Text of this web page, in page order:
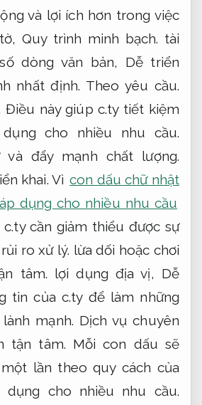
và lợi ích hơn trong việc
Quy trình minh bạch. tài
dòng văn bản, Dễ triển
nhất định. Theo yêu cầu.
Điều này giúp c.ty tiết kiệm
cho nhiều nhu cầu.
đẩy mạnh chất lượng.
khai. Vì con dấu chữ nhật
dụng cho nhiều nhu cầu
cần giảm thiểu được sự
ro xử lý. lừa dối hoặc chơi
tâm. lợi dụng địa vị, Dễ
tin của c.ty để làm những
mạnh. Dịch vụ chuyên
tận tâm. Mỗi con dấu sẽ
lần theo quy cách của
dụng cho nhiều nhu cầu.